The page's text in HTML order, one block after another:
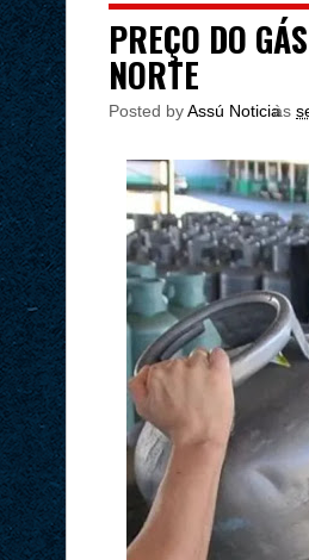
PREÇO DO
NORTE
Posted byAssú Noticia
às